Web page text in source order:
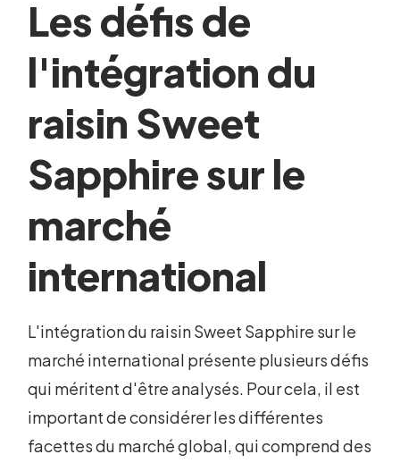
Les défis de
l'intégration du
raisin Sweet
Sapphire sur le
marché
international
L'intégration du raisin Sweet Sapphire sur le
marché international présente plusieurs défis
qui méritent d'être analysés. Pour cela, il est
important de considérer les différentes
facettes du marché global, qui comprend des